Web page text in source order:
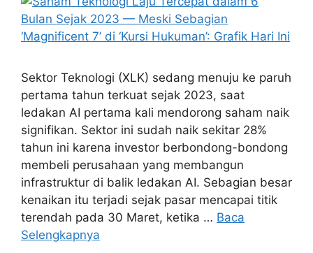
Sektor Teknologi (XLK) sedang menuju ke paruh
pertama tahun terkuat sejak 2023, saat
ledakan AI pertama kali mendorong saham naik
signifikan. Sektor ini sudah naik sekitar 28%
tahun ini karena investor berbondong-bondong
membeli perusahaan yang membangun
infrastruktur di balik ledakan AI. Sebagian besar
kenaikan itu terjadi sejak pasar mencapai titik
terendah pada 30 Maret, ketika … Baca
Selengkapnya